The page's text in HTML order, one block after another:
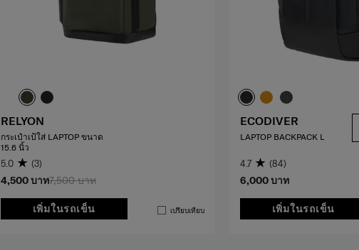
7,500 บาท
4,500 บาท
เพิ่มในรถเข็น เปรียบเทียบ
RELYON
กระเป๋าเป้ใส่ LAPTOP ขนาด
15.6 นิ้ว
5.0 (3)
6,000 บาท
เพิ่มในรถเข็น
ECODIVER
LAPTOP BACKPACK L
4.7 (84)